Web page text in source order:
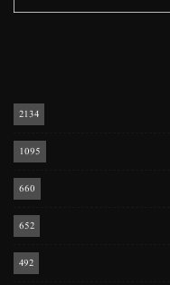
2134
1095
660
652
492